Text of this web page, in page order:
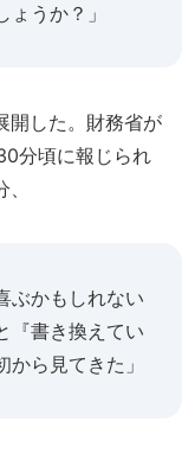
うか？」
開した。財務省が
分頃に報じられ
ぶかもしれない
『書き換えてい
ら見てきた」